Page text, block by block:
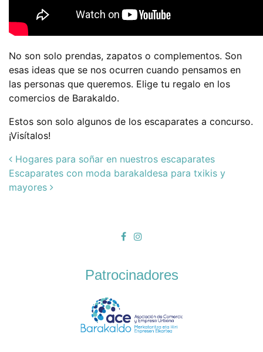
No son solo prendas, zapatos o complementos. Son
esas ideas que se nos ocurren cuando pensamos en
las personas que queremos. Elige tu regalo en los
comercios de Barakaldo.
Estos son solo algunos de los escaparates a concurso.
¡Visítalos!
Post navigation
Hogares para soñar en nuestros escaparates
Escaparates con moda barakaldesa para txikis y
mayores
Patrocinadores